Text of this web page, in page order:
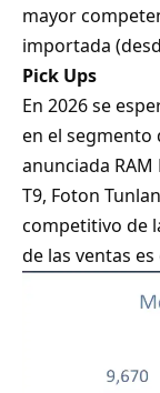
mayor
importada
Pick Ups
En 2026 se
en el segmento
anunciada
T9, Foton
competitivo de
de las ventas